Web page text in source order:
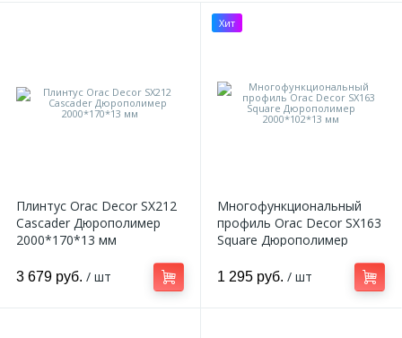
Плинтус Orac Decor SX212
Cascader Дюрополимер
2000*170*13 мм
3 679 руб. / шт
Хит
Многофункциональный
профиль Orac Decor SX163
Square Дюрополимер
1 295 руб. / шт